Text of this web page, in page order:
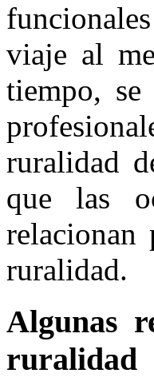
viaje al
tiempo,
ruralidad
que las
relacionan
ruralidad.
Algunas
ruralidad